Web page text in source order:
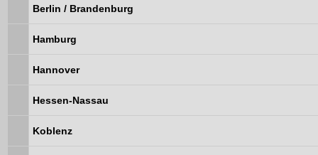
Berlin / Brandenburg
Hamburg
Hannover
Hessen-Nassau
Koblenz